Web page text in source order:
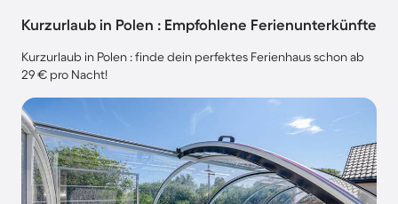
Kurzurlaub in Polen : Empfohlene Ferienunterkünfte
Kurzurlaub in Polen : finde dein perfektes Ferienhaus schon ab
29 € pro Nacht!